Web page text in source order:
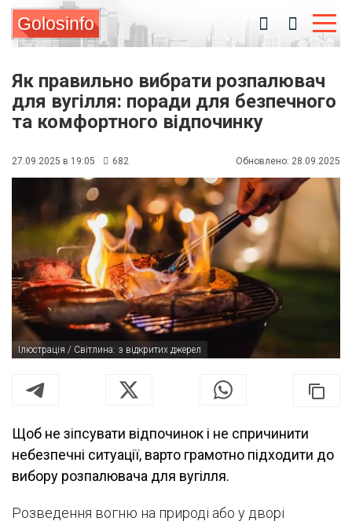
Golosinfo
Як правильно вибрати розпалювач
для вугілля: поради для безпечного
та комфортного відпочинку
27.09.2025 в 19:05 682 Обновлено: 28.09.2025
Ілюстрація / Світлина: з відкритих джерел
Щоб не зіпсувати відпочинок і не спричинити
небезпечні ситуації, варто грамотно підходити до
вибору розпалювача для вугілля.
Розведення вогню на природі або у дворі